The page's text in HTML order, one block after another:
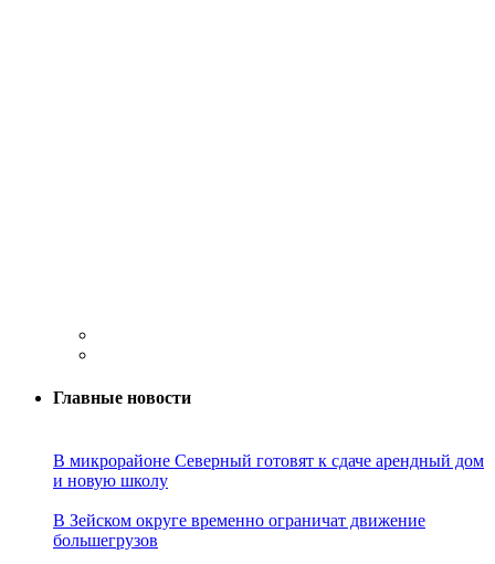
Главные новости
В микрорайоне Северный готовят к сдаче арендный дом
и новую школу
В Зейском округе временно ограничат движение
большегрузов